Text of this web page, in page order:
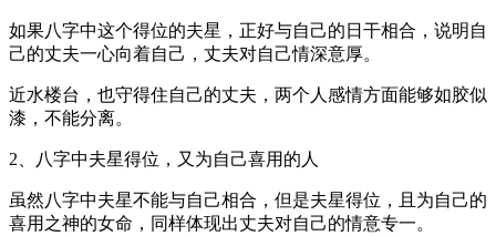
如果八字中这个得位的夫星，正好与自己的日干相合，说明自
己的丈夫一心向着自己，丈夫对自己情深意厚。
近水楼台，也守得住自己的丈夫，两个人感情方面能够如胶似
漆，不能分离。
2、八字中夫星得位，又为自己喜用的人
虽然八字中夫星不能与自己相合，但是夫星得位，且为自己的
喜用之神的女命，同样体现出丈夫对自己的情意专一。